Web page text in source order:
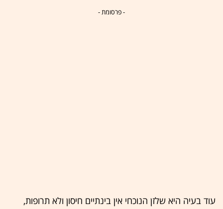
- פרסומת -
עוד בעיה היא שלזן הנוכחי אין בינתיים חיסון ולא תרופות,